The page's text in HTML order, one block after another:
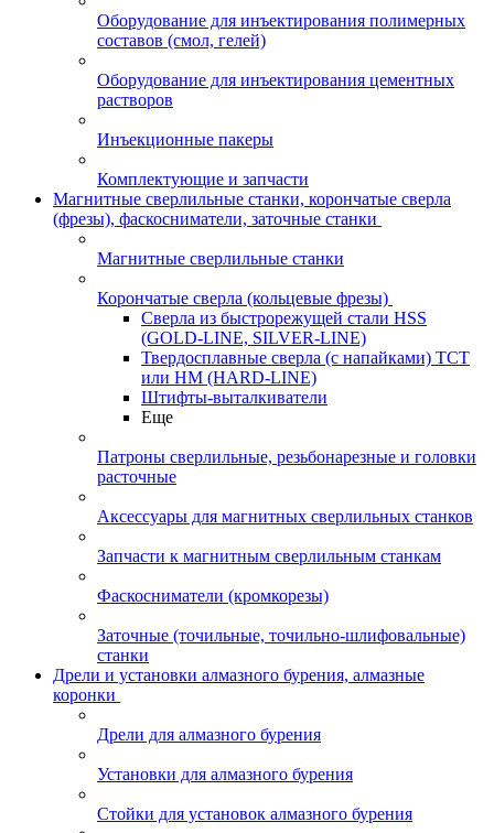
Оборудование для инъектирования полимерных
составов (смол, гелей)
Оборудование для инъектирования цементных
растворов
Инъекционные пакеры
Комплектующие и запчасти
Магнитные сверлильные станки, корончатые сверла
(фрезы), фаскосниматели, заточные станки
Магнитные сверлильные станки
Корончатые сверла (кольцевые фрезы)
Сверла из быстрорежущей стали HSS
(GOLD-LINE, SILVER-LINE)
Твердосплавные сверла (с напайками) ТСТ
или HM (HARD-LINE)
Штифты-выталкиватели
Еще
Патроны сверлильные, резьбонарезные и головки
расточные
Аксессуары для магнитных сверлильных станков
Запчасти к магнитным сверлильным станкам
Фаскосниматели (кромкорезы)
Заточные (точильные, точильно-шлифовальные)
станки
Дрели и установки алмазного бурения, алмазные
коронки
Дрели для алмазного бурения
Установки для алмазного бурения
Стойки для установок алмазного бурения